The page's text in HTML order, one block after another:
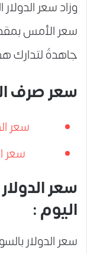
وزاد سعر
جاهدةً لتدارك
سعر صرف
سعر
سعر
سعر
اليوم :
سعر الدولار